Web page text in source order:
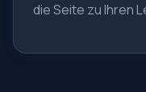
die Seite zu Ihren